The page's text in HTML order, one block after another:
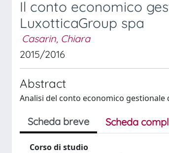
Il conto economico
LuxotticaGroup spa
Casarin, Chiara
2015/2016
Abstract
Analisi del conto economico gestionale
Scheda breve Scheda
Corso di studio